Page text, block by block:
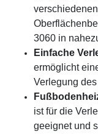
3060 in
Einfache
ermöglicht
Verlegung
ist für die
geeignet und